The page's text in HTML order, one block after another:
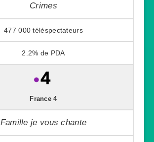
Crimes
477 000
2.2%
France 4
Famille je vous chante